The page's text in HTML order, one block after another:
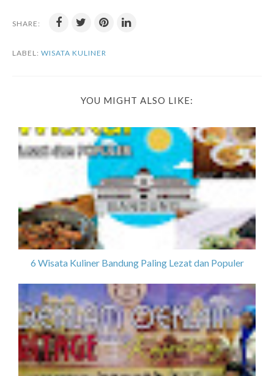
SHARE:
LABEL: WISATA KULINER
YOU MIGHT ALSO LIKE:
6 Wisata Kuliner Bandung Paling Lezat dan Populer